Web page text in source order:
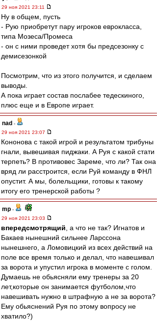
29 ноя 2021 23:11
Ну в общем, пусть
- Рую приобретут пару игроков еврокласса,
типа Мозеса/Промеса
- он с ними проведет хотя бы предсезонку с
демисезонкой
Посмотрим, что из этого получится, и сделаем
выводы.
А пока играет состав послабее тедескиного,
плюс еще и в Европе играет.
nad -
29 ноя 2021 23:07
Кононова с такой игрой и результатом трибуны
гнали, вывешивая пиджаки. А Руя с какой стати
терпеть? В противовес Зареме, что ли? Так она
вряд ли расстроится, если Руй команду в ФНЛ
опустит. А мы, болельщики, готовы к такому
итогу его тренерской работы ?
mp -
29 ноя 2021 23:03
впередсмотрящий , а что не так? Игнатов и
Бакаев нынешний сильнее Ларссона
нынешнего, а Ломовицкий из всех действий на
поле все время только и делал, что навешивал
за ворота и упустил игрока в моменте с голом.
Думаешь не обьясняли ему тренеры за 20
лет,которые он занимается футболом,что
навешивать нужно в штрафную а не за ворота?
Ему обьяснений Руя по этому вопросу не
хватило?)